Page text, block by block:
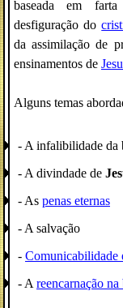
baseada em
desfiguração do
da assimilação de
ensinamentos de
Alguns temas
- A infalibilidade da
- A divindade de
- As penas eternas
- A salvação
- Comunicabilidade
- A reencarnação